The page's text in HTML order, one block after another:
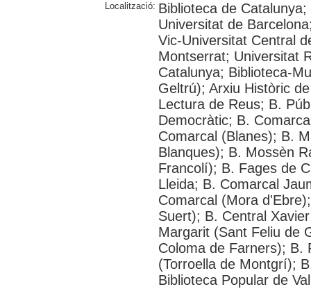
Localització: Biblioteca de
Universitat de
Vic-Universitat Central
Montserrat; Universitat
Catalunya; Biblioteca-
Geltrú); Arxiu Històric
Lectura de Reus; B.
Democràtic; B.
Comarcal (Blanes); B.
Blanques); B. Mossèn
Francolí); B. Fages de
Lleida; B. Comarcal
Comarcal (Mora
Suert); B. Central
Margarit (Sant Feliu de
Coloma de Farners); B.
(Torroella de Montgrí);
Biblioteca Popular de